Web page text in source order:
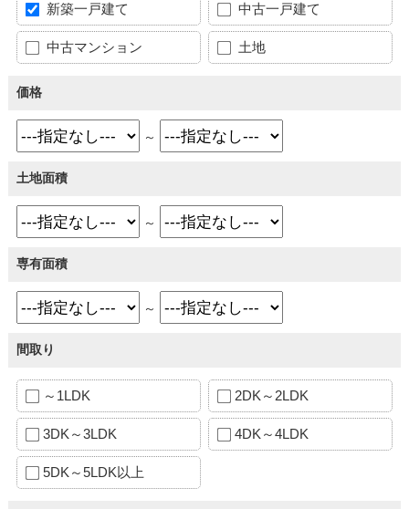
新築一戸建て 中古一戸建て
中古マンション 土地
価格
～
土地面積
～
専有面積
～
間取り
～1LDK 2DK～2LDK
3DK～3LDK 4DK～4LDK
5DK～5LDK以上